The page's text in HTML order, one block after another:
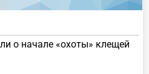
о начале «охоты» клещей